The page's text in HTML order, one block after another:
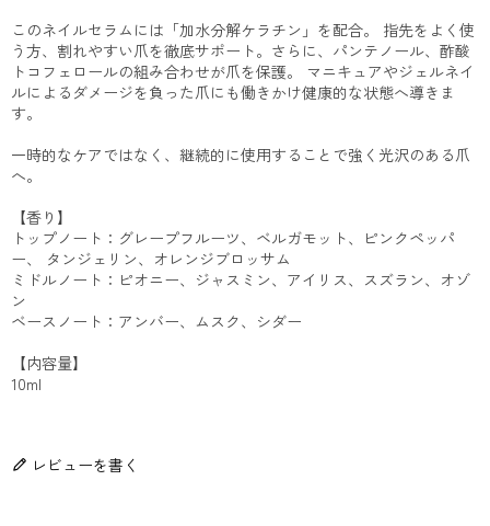
このネイルセラムには「加水分解ケラチン」を配合。 指先をよく使
う方、割れやすい爪を徹底サポート。さらに、パンテノール、酢酸
トコフェロールの組み合わせが爪を保護。 マニキュアやジェルネイ
ルによるダメージを負った爪にも働きかけ健康的な状態へ導きま
す。
一時的なケアではなく、継続的に使用することで強く光沢のある爪
へ。
【香り】
トップノート：グレープフルーツ、ベルガモット、ピンクペッパ
ー、 タンジェリン、オレンジブロッサム
ミドルノート：ピオニー、ジャスミン、アイリス、スズラン、オゾ
ン
ベースノート：アンバー、ムスク、シダー
【内容量】
10ml
レビューを書く